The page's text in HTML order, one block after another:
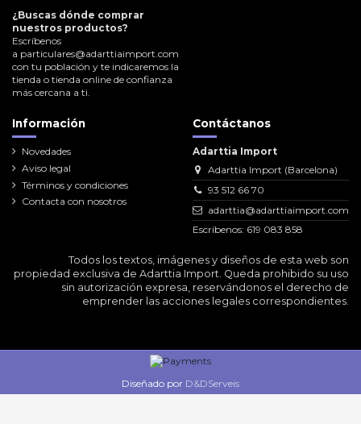
¿Buscas dónde comprar
nuestros productos?
Escríbenos
a particulares@adarttiaimport.com
con tu población y te indicaremos la
tienda o tienda online de confianza
más cercana a ti.
Información
Novedades
Aviso legal
Términos y condiciones
Contacta con nosotros
Contáctanos
Adarttia Import
Adarttia Import (Barcelona)
93 512 66 70
adarttia@adarttiaimport.com
Escríbenos: 619 083 858
Todos los textos, imágenes y diseños de esta web son
propiedad exclusiva de Adarttia Import. Queda prohibido su uso
sin autorización expresa, reservándonos el derecho de
emprender las acciones legales correspondientes.
Diseñado por D&DServeis